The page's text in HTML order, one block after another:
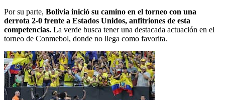
Por su parte, Bolivia inició su camino en el torneo con una
derrota 2-0 frente a Estados Unidos, anfitriones de esta
competencias. La verde busca tener una destacada actuación en el
torneo de Conmebol, donde no llega como favorita.